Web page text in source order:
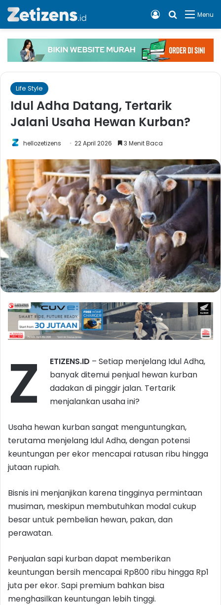
Menu
Cari apa,
Log In
Life Style
Idul Adha Datang, Tertarik
Jalani Usaha Hewan Kurban?
hellozetizens 22 April 2026 3 Menit Baca
Z ETIZENS.ID – Setiap menjelang Idul Adha,
banyak ditemui penjual hewan kurban
dadakan di pinggir jalan. Tertarik
menjalankan usaha ini?
Usaha hewan kurban sangat menguntungkan,
terutama menjelang Idul Adha, dengan potensi
keuntungan per ekor mencapai ratusan ribu hingga
jutaan rupiah.
Bisnis ini menjanjikan karena tingginya permintaan
musiman, meskipun membutuhkan modal cukup
besar untuk pembelian hewan, pakan, dan
perawatan.
Penjualan sapi kurban dapat memberikan
keuntungan bersih mencapai Rp800 ribu hingga Rp1
juta per ekor. Sapi premium bahkan bisa
menghasilkan keuntungan lebih tinggi.